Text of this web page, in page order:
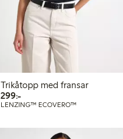
Trikåtopp med fransar
299:-299,00 kr
LENZING™ ECOVERO™